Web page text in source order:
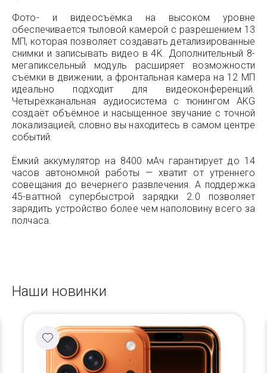
Фото- и видеосъёмка на высоком уровне
обеспечивается тыловой камерой с разрешением 13
МП, которая позволяет создавать детализированные
снимки и записывать видео в 4K. Дополнительный 8-
мегапиксельный модуль расширяет возможности
съёмки в движении, а фронтальная камера на 12 МП
идеально подходит для видеоконференций.
Четырёхканальная аудиосистема с тюнингом AKG
создаёт объёмное и насыщенное звучание с точной
локализацией, словно вы находитесь в самом центре
событий.
Ёмкий аккумулятор на 8400 мАч гарантирует до 14
часов автономной работы — хватит от утреннего
совещания до вечернего развлечения. А поддержка
45-ваттной супербыстрой зарядки 2.0 позволяет
зарядить устройство более чем наполовину всего за
полчаса.
Наши новинки